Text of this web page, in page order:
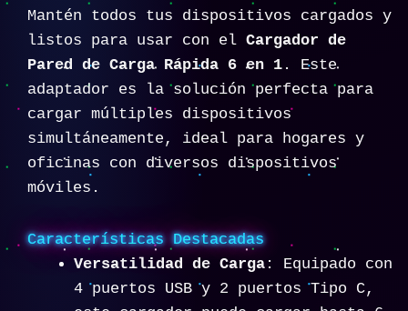
Mantén todos tus dispositivos cargados y
listos para usar con el Cargador de
Pared de Carga Rápida 6 en 1 . Este
adaptador es la solución perfecta para
cargar múltiples dispositivos
simultáneamente, ideal para hogares y
oficinas con diversos dispositivos
móviles.
Características Destacadas
Versatilidad de Carga : Equipado con
4 puertos USB y 2 puertos Tipo C,